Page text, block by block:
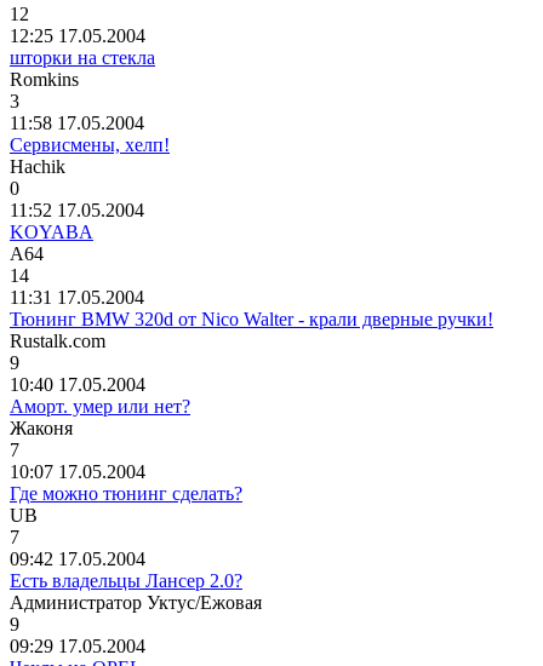
12
12:25 17.05.2004
шторки на стекла
Romkins
3
11:58 17.05.2004
Сервисмены, хелп!
Hachik
0
11:52 17.05.2004
KOYABA
А64
14
11:31 17.05.2004
Тюнинг BMW 320d от Nico Walter - крали дверные ручки!
Rustalk.com
9
10:40 17.05.2004
Аморт. умер или нет?
Жаконя
7
10:07 17.05.2004
Где можно тюнинг сделать?
UB
7
09:42 17.05.2004
Есть владельцы Лансер 2.0?
Администратор Уктус/Ежовая
9
09:29 17.05.2004